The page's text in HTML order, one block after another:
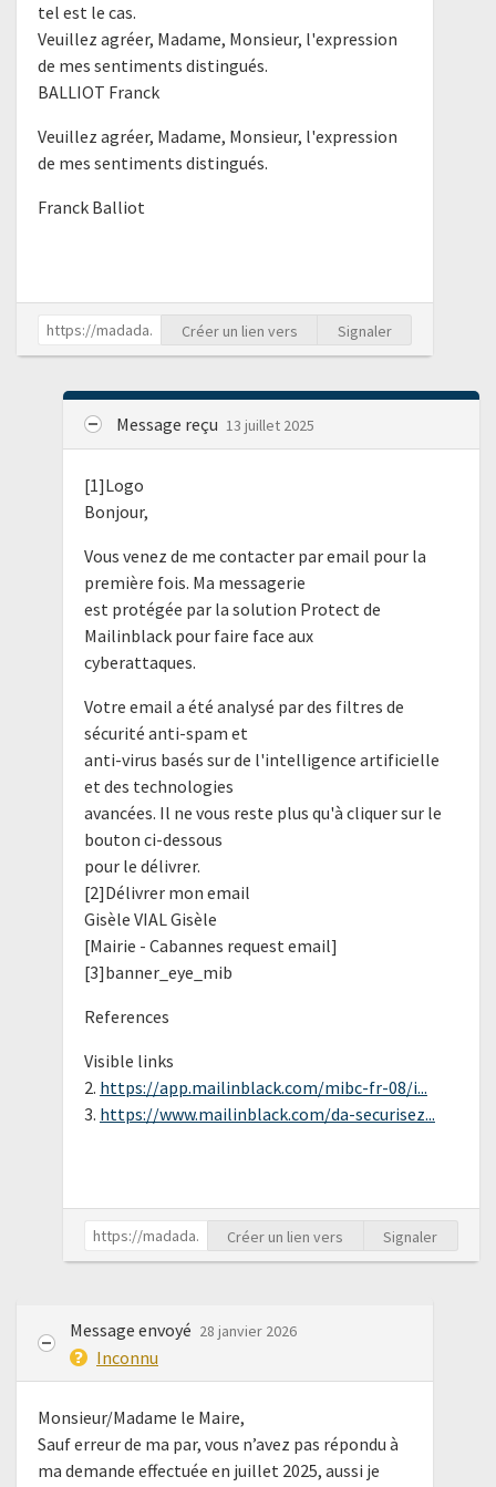
tel est le cas.
Veuillez agréer, Madame, Monsieur, l'expression
de mes sentiments distingués.
BALLIOT Franck
Veuillez agréer, Madame, Monsieur, l'expression
de mes sentiments distingués.
Franck Balliot
Créer un lien vers Signaler
Message reçu 13 juillet 2025
[1]Logo
Bonjour,
Vous venez de me contacter par email pour la
première fois. Ma messagerie
est protégée par la solution Protect de
Mailinblack pour faire face aux
cyberattaques.
Votre email a été analysé par des filtres de
sécurité anti-spam et
anti-virus basés sur de l'intelligence artificielle
et des technologies
avancées. Il ne vous reste plus qu'à cliquer sur le
bouton ci-dessous
pour le délivrer.
[2]Délivrer mon email
Gisèle VIAL Gisèle
[Mairie - Cabannes request email]
[3]banner_eye_mib
References
Visible links
2. https://app.mailinblack.com/mibc-fr-08/i...
3. https://www.mailinblack.com/da-securisez...
Créer un lien vers Signaler
Message envoyé 28 janvier 2026
Inconnu
Monsieur/Madame le Maire,
Sauf erreur de ma par, vous n’avez pas répondu à
ma demande effectuée en juillet 2025, aussi je